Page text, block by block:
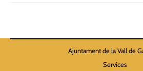
Ajuntament de la Vall de
Services